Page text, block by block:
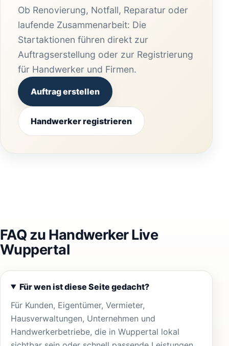
Ob Renovierung, Notfall, Reparatur oder
laufende Zusammenarbeit: Die
Startaktionen führen direkt zur
Auftragserstellung oder zur Registrierung
für Handwerker und Firmen.
Auftrag erstellen
Handwerker registrieren
FAQ zu Handwerker Live
Wuppertal
Für wen ist diese Seite gedacht?
Für Kunden, Eigentümer, Vermieter,
Hausverwaltungen, Unternehmen und
Handwerkerbetriebe, die in Wuppertal lokal